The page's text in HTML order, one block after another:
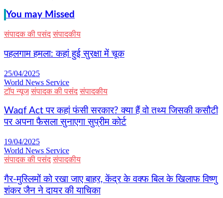
You may Missed
संपादक की पसंद संपादकीय
पहलगाम हमला: कहां हुई सुरक्षा में चूक
25/04/2025
World News Service
टॉप न्यूज संपादक की पसंद संपादकीय
Waqf Act पर कहां फंसी सरकार? क्या हैं वो तथ्य जिसकी कसौटी
पर अपना फैसला सुनाएगा सुप्रीम कोर्ट
19/04/2025
World News Service
संपादक की पसंद संपादकीय
गैर-मुस्लिमों को रखा जाए बाहर, केंद्र के वक्फ बिल के खिलाफ विष्णु
शंकर जैन ने दायर की याचिका